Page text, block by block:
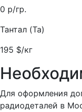
0 р/гр.
Тантал (Ta)
195 $/кг
Для оформления
радиодеталей в